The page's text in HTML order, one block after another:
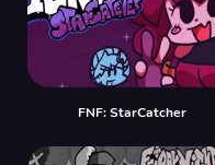
FNF: StarCatcher